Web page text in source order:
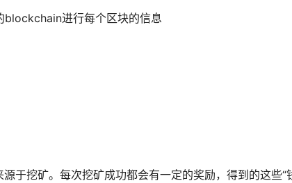
blockchain进行每个区块的信息
于挖矿。每次挖矿成功都会有一定的奖励，得到的这些“